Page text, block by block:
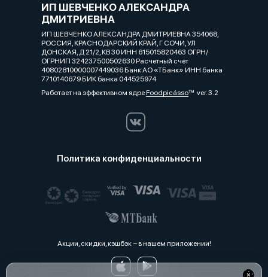
ИП ШЕВЧЕНКО АЛЕКСАНДРА
ДМИТРИЕВНА
ИП ШЕВЧЕНКО АЛЕКСАНДРА ДМИТРИЕВНА 354068,
РОССИЯ, КРАСНОДАРСКИЙ КРАЙ, Г СОЧИ, УЛ
ДОНСКАЯ, Д 21/2, КВ 30 ИНН 615015820463 ОГРН/
ОГРНИП 324237500502630 Расчетный счет
40802810000007449036 Банк АО «ТБанк» ИНН банка
7710140679 БИК банка 044525974
Работает на эффективном ядреFoodpicássover. 3.2
Политика конфиденциальности
Акции, скидки, кэшбэк − в нашем приложении!